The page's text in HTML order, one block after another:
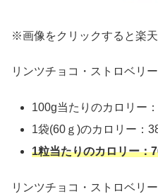
※画像をクリックすると楽
リンツチョコ・ストロベリ
100g当たりのカロリー
1袋(60ｇ)のカロリー：
1粒当たりのカロリー：
リンツチョコ・ストロベリー